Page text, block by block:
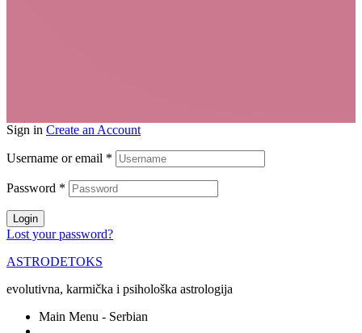
Sign in Create an Account
Username or email *
Password *
Login
Lost your password?
ASTRODETOKS
evolutivna, karmička i psihološka astrologija
Main Menu - Serbian